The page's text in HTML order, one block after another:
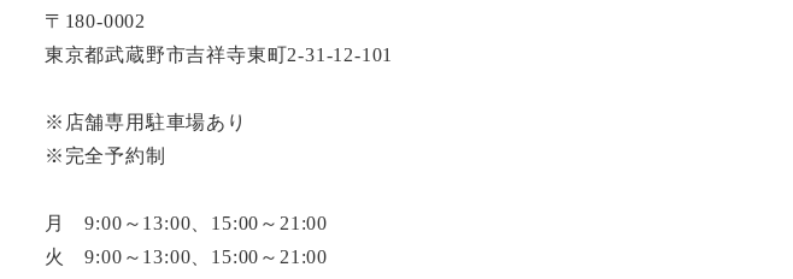
〒180-0002
東京都武蔵野市吉祥寺東町2-31-12-101
※店舗専用駐車場あり
※完全予約制
月 9:00～13:00、15:00～21:00
火 9:00～13:00、15:00～21:00